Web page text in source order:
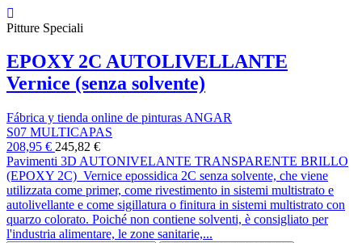
Pitture Speciali
EPOXY 2C AUTOLIVELLANTE
Vernice (senza solvente)
Fábrica y tienda online de pinturas ANGAR
S07 MULTICAPAS
208,95 € 245,82 €
Pavimenti 3D AUTONIVELANTE TRANSPARENTE BRILLO
(EPOXY 2C) Vernice epossidica 2C senza solvente, che viene
utilizzata come primer, come rivestimento in sistemi multistrato e
autolivellante e come sigillatura o finitura in sistemi multistrato con
quarzo colorato. Poiché non contiene solventi, è consigliato per
l'industria alimentare, le zone sanitarie,...